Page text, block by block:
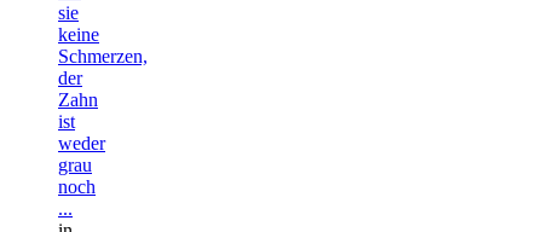
sie
keine
Schmerzen,
der
Zahn
ist
weder
grau
noch
...